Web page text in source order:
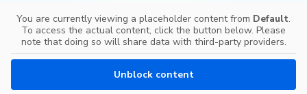
You are currently viewing a placeholder content from Default.
To access the actual content, click the button below. Please
note that doing so will share data with third-party providers.
Unblock content